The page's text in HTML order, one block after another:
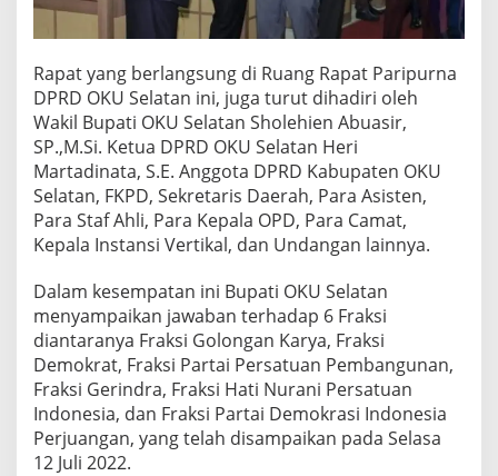
D
K
A
B
U
P
T
E
N
K
S
E
L
A
T
A
N
Rapat yang berlangsung di Ruang Rapat Paripurna
DPRD OKU Selatan ini, juga turut dihadiri oleh
Wakil Bupati OKU Selatan Sholehien Abuasir,
SP.,M.Si. Ketua DPRD OKU Selatan Heri
Martadinata, S.E. Anggota DPRD Kabupaten OKU
Selatan, FKPD, Sekretaris Daerah, Para Asisten,
Para Staf Ahli, Para Kepala OPD, Para Camat,
Kepala Instansi Vertikal, dan Undangan lainnya.
Dalam kesempatan ini Bupati OKU Selatan
menyampaikan jawaban terhadap 6 Fraksi
diantaranya Fraksi Golongan Karya, Fraksi
Demokrat, Fraksi Partai Persatuan Pembangunan,
Fraksi Gerindra, Fraksi Hati Nurani Persatuan
Indonesia, dan Fraksi Partai Demokrasi Indonesia
Perjuangan, yang telah disampaikan pada Selasa
12 Juli 2022.